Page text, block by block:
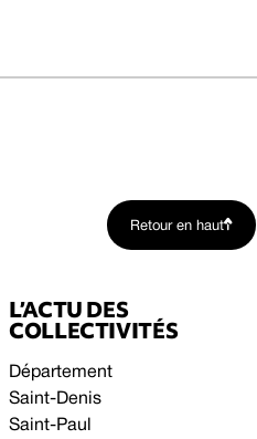
Retour en haut
L’ACTU DES
COLLECTIVITÉS
Département
Saint-Denis
Saint-Paul